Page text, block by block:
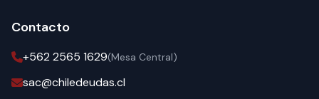
Contacto
+562 2565 1629(Mesa Central)
sac@chiledeudas.cl